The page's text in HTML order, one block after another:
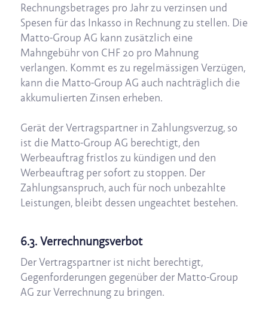
Rechnungsbetrages pro Jahr zu verzinsen und
Spesen für das Inkasso in Rechnung zu stellen. Die
Matto-Group AG kann zusätzlich eine
Mahngebühr von CHF 20 pro Mahnung
verlangen. Kommt es zu regelmässigen Verzügen,
kann die Matto-Group AG auch nachträglich die
akkumulierten Zinsen erheben.
Gerät der Vertragspartner in Zahlungsverzug, so
ist die Matto-Group AG berechtigt, den
Werbeauftrag fristlos zu kündigen und den
Werbeauftrag per sofort zu stoppen. Der
Zahlungsanspruch, auch für noch unbezahlte
Leistungen, bleibt dessen ungeachtet bestehen.
6.3. Verrechnungsverbot
Der Vertragspartner ist nicht berechtigt,
Gegenforderungen gegenüber der Matto-Group
AG zur Verrechnung zu bringen.